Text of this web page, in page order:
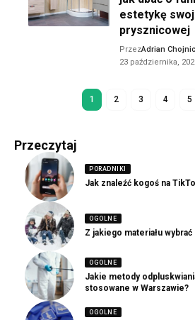
estetykę
prysznicowej
PrzezAdrian
23 października,
1 2 3 4 5
Przeczytaj
PORADNIKI
Jak znaleźć kogoś na
OGOLNE
Z jakiego materiału
OGOLNE
Jakie metody
stosowane w Warszawie?
OGOLNE